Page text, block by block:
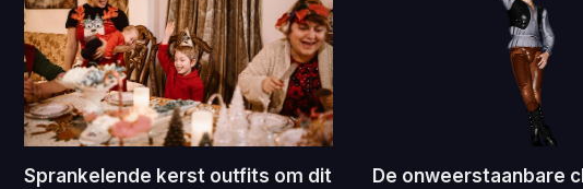
Sprankelende kerst outfits om dit
De onweerstaanbare